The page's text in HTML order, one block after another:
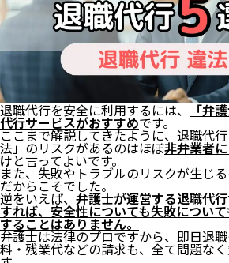
退職代行を安全に利用するには、「弁
代行サービスがおすすめです。
ここまで解説してきたように、退職代
法」のリスクがあるのはほぼ非弁業者
けと言ってよいです。
また、失敗やトラブルのリスクが生じ
だからこそでした。
逆をいえば、 弁護士が運営する退職代
すれば、安全性についても失敗につい
することはありません。
弁護士は法律のプロですから、即日退
料・残業代などの請求も、全て問題な